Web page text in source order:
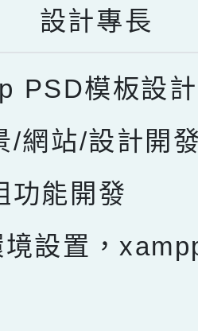
設計專長
PSD模板設計
/網站/設計開
功能開發
設置，